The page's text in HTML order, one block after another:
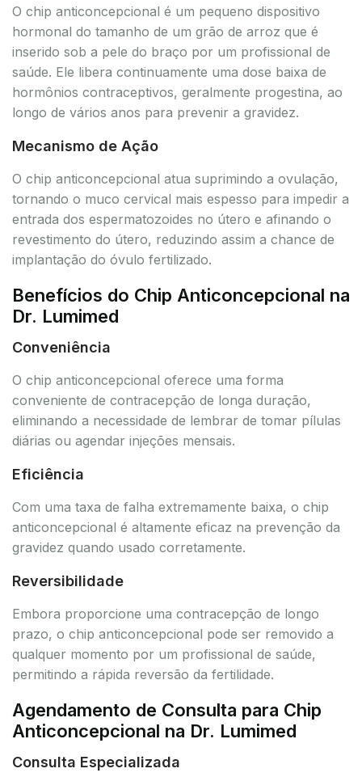
O chip anticoncepcional é um pequeno dispositivo
hormonal do tamanho de um grão de arroz que é
inserido sob a pele do braço por um profissional de
saúde. Ele libera continuamente uma dose baixa de
hormônios contraceptivos, geralmente progestina, ao
longo de vários anos para prevenir a gravidez.
Mecanismo de Ação
O chip anticoncepcional atua suprimindo a ovulação,
tornando o muco cervical mais espesso para impedir a
entrada dos espermatozoides no útero e afinando o
revestimento do útero, reduzindo assim a chance de
implantação do óvulo fertilizado.
Benefícios do Chip Anticoncepcional na
Dr. Lumimed
Conveniência
O chip anticoncepcional oferece uma forma
conveniente de contracepção de longa duração,
eliminando a necessidade de lembrar de tomar pílulas
diárias ou agendar injeções mensais.
Eficiência
Com uma taxa de falha extremamente baixa, o chip
anticoncepcional é altamente eficaz na prevenção da
gravidez quando usado corretamente.
Reversibilidade
Embora proporcione uma contracepção de longo
prazo, o chip anticoncepcional pode ser removido a
qualquer momento por um profissional de saúde,
permitindo a rápida reversão da fertilidade.
Agendamento de Consulta para Chip
Anticoncepcional na Dr. Lumimed
Consulta Especializada